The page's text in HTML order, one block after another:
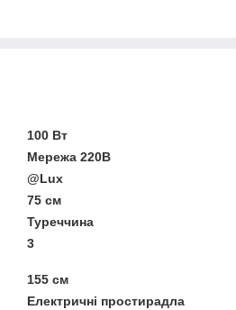
100 Вт
Мережа 220В
@Lux
75 см
Туреччина
3
155 см
Електричні простирадла